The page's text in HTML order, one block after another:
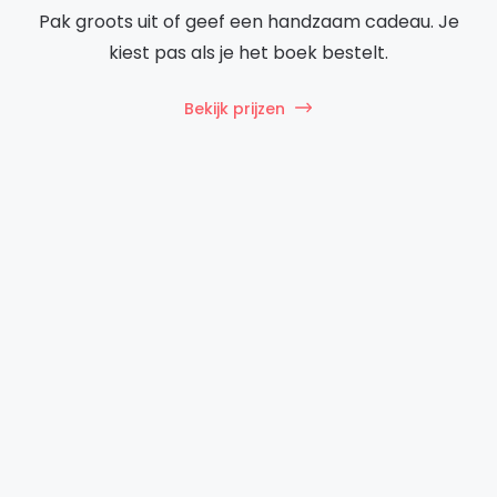
Pak groots uit of geef een handzaam cadeau. Je
kiest pas als je het boek bestelt.
Bekijk prijzen